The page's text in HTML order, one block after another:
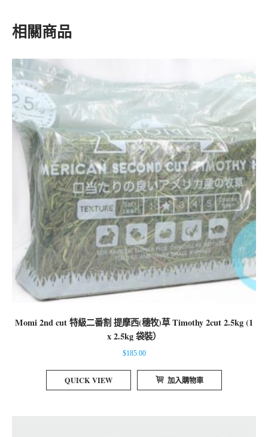
相關商品
Momi 2nd cut 特級二番割 提摩西(穗牧)草 Timothy 2cut 2.5kg (1
x 2.5kg 袋裝）
$185.00
QUICK VIEW 加入購物車